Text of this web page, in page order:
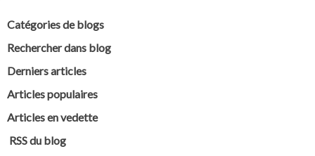
Catégories de blogs
Rechercher dans blog
Derniers articles
Articles populaires
Articles en vedette
RSS du blog